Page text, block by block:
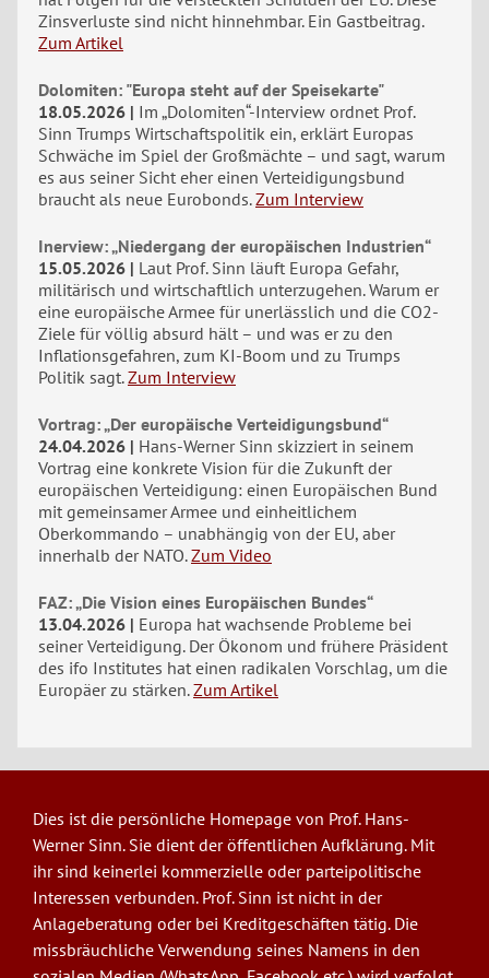
Zinsverluste sind nicht hinnehmbar. Ein Gastbeitrag.
Zum Artikel
Dolomiten: "Europa steht auf der Speisekarte"
18.05.2026
Im „Dolomiten“-Interview ordnet Prof.
Sinn Trumps Wirtschaftspolitik ein, erklärt Europas
Schwäche im Spiel der Großmächte – und sagt, warum
es aus seiner Sicht eher einen Verteidigungsbund
braucht als neue Eurobonds. Zum Interview
Inerview: „Niedergang der europäischen Industrien“
15.05.2026
Laut Prof. Sinn läuft Europa Gefahr,
militärisch und wirtschaftlich unterzugehen. Warum er
eine europäische Armee für unerlässlich und die CO2-
Ziele für völlig absurd hält – und was er zu den
Inflationsgefahren, zum KI-Boom und zu Trumps
Politik sagt. Zum Interview
Vortrag: „Der europäische Verteidigungsbund“
24.04.2026
Hans-Werner Sinn skizziert in seinem
Vortrag eine konkrete Vision für die Zukunft der
europäischen Verteidigung: einen Europäischen Bund
mit gemeinsamer Armee und einheitlichem
Oberkommando – unabhängig von der EU, aber
innerhalb der NATO. Zum Video
FAZ: „Die Vision eines Europäischen Bundes“
13.04.2026
Europa hat wachsende Probleme bei
seiner Verteidigung. Der Ökonom und frühere Präsident
des ifo Institutes hat einen radikalen Vorschlag, um die
Europäer zu stärken. Zum Artikel
Dies ist die persönliche Homepage von Prof. Hans-
Werner Sinn. Sie dient der öffentlichen Aufklärung. Mit
ihr sind keinerlei kommerzielle oder parteipolitische
Interessen verbunden. Prof. Sinn ist nicht in der
Anlageberatung oder bei Kreditgeschäften tätig. Die
missbräuchliche Verwendung seines Namens in den